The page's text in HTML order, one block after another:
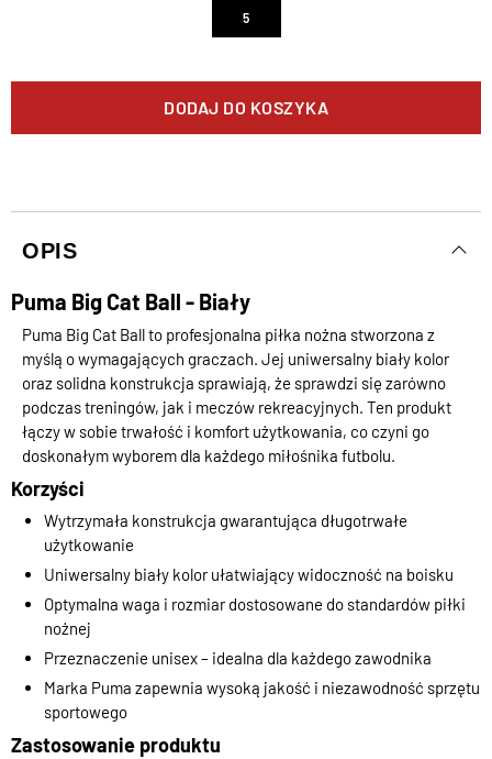
5
DODAJ DO KOSZYKA
OPIS
Puma Big Cat Ball - Biały
Puma Big Cat Ball to profesjonalna piłka nożna stworzona z
myślą o wymagających graczach. Jej uniwersalny biały kolor
oraz solidna konstrukcja sprawiają, że sprawdzi się zarówno
podczas treningów, jak i meczów rekreacyjnych. Ten produkt
łączy w sobie trwałość i komfort użytkowania, co czyni go
doskonałym wyborem dla każdego miłośnika futbolu.
Korzyści
Wytrzymała konstrukcja gwarantująca długotrwałe
użytkowanie
Uniwersalny biały kolor ułatwiający widoczność na boisku
Optymalna waga i rozmiar dostosowane do standardów piłki
nożnej
Przeznaczenie unisex – idealna dla każdego zawodnika
Marka Puma zapewnia wysoką jakość i niezawodność sprzętu
sportowego
Zastosowanie produktu